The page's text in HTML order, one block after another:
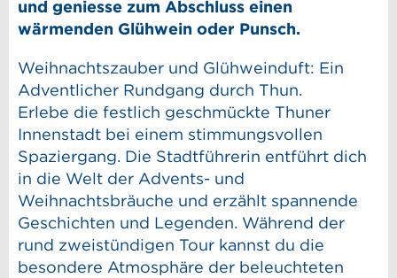
und geniesse zum Abschluss einen
wärmenden Glühwein oder Punsch.
Weihnachtszauber und Glühweinduft: Ein
Adventlicher Rundgang durch Thun.
Erlebe die festlich geschmückte Thuner
Innenstadt bei einem stimmungsvollen
Spaziergang. Die Stadtführerin entführt dich
in die Welt der Advents- und
Weihnachtsbräuche und erzählt spannende
Geschichten und Legenden. Während der
rund zweistündigen Tour kannst du die
besondere Atmosphäre der beleuchteten